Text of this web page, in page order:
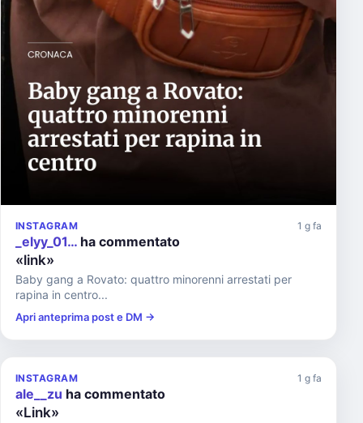
INSTAGRAM 1 g fa
_elyy_01… ha commentato
«link»
Baby gang a Rovato: quattro minorenni arrestati per
rapina in centro...
Apri anteprima post e DM →
INSTAGRAM 1 g fa
ale__zu ha commentato
«Link»